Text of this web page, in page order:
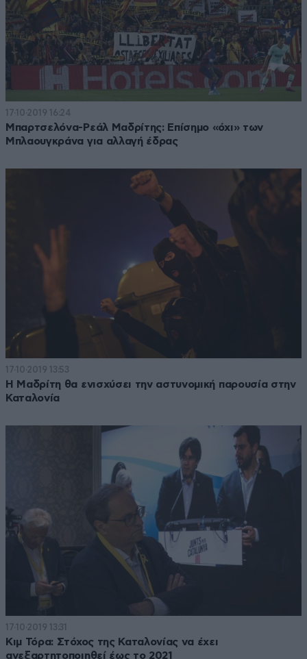
17·10·2019 16:24
Μπαρτσελόνα-Ρεάλ Μαδρίτης: Επίσημο «όχι» των
Μπλαουγκράνα για αλλαγή έδρας
17·10·2019 13:53
Η Μαδρίτη θα ενισχύσει την αστυνομική παρουσία στην
Καταλονία
17·10·2019 13:31
Κιμ Τόρα: Στόχος της Καταλονίας να έχει
ανεξαρτητοποιηθεί έως το 2021